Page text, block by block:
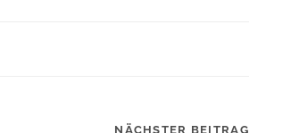
NÄCHSTER BEITRAG